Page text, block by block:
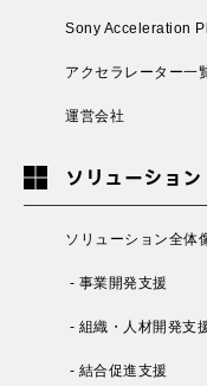
Sony Acceleration
アクセラレーター一
運営会社
ソリューション
ソリューション全体
- 事業開発支援
- 組織・人材開発支
- 結合促進支援